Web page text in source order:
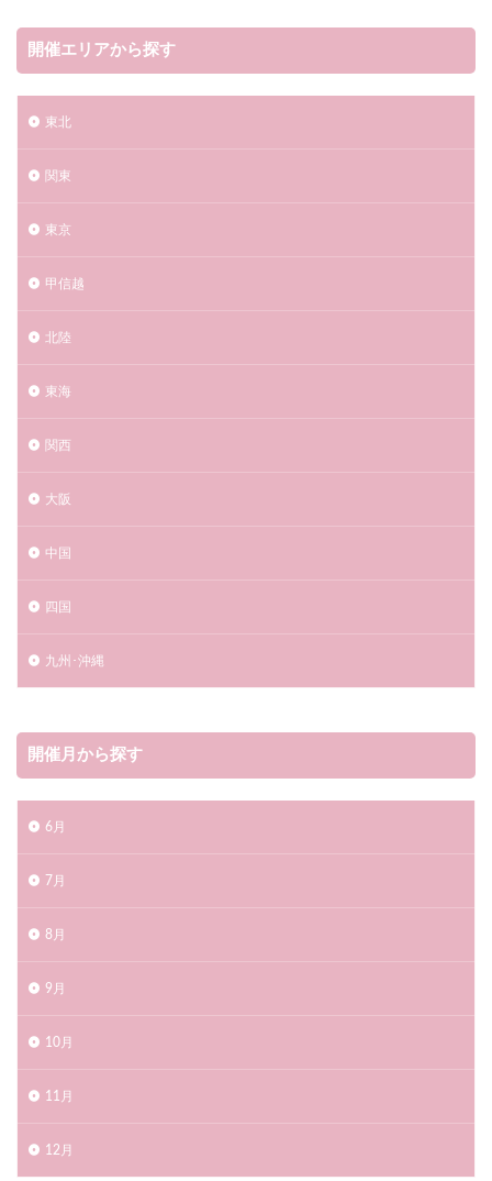
開催エリアから探す
東北
関東
東京
甲信越
北陸
東海
関西
大阪
中国
四国
九州･沖縄
開催月から探す
6月
7月
8月
9月
10月
11月
12月